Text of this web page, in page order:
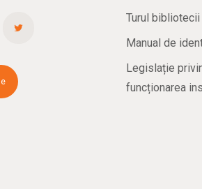
Turul bibliotecii
Manual de
Legislație
funcționarea